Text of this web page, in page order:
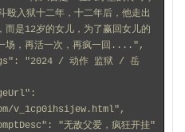
殴入狱十二年，十二年后，他走出
而是12岁的女儿，为了赢回女儿的
场，再活一次，再疯一回....",
v_1cp0ihsijew.html",
"promptDesc": "无敌父爱，疯狂开挂"